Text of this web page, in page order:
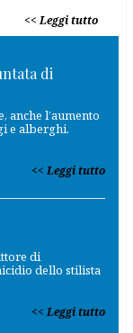
Leggi tutto
di
anche l’aumento
e alberghi.
Leggi tutto
di
dello stilista
Leggi tutto